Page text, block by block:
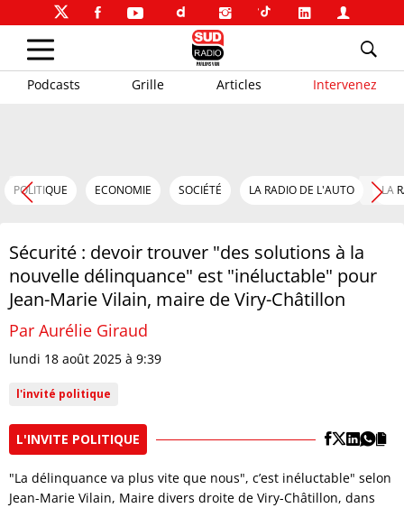
Podcasts Grille Articles Intervenez
POLITIQUE ECONOMIE SOCIÉTÉ LA RADIO DE L'AUTO LA
Sécurité : devoir trouver "des solutions à la
nouvelle délinquance" est "inéluctable" pour
Jean-Marie Vilain, maire de Viry-Châtillon
Par Aurélie Giraud
lundi 18 août 2025 à 9:39
l'invité politique
L'INVITE POLITIQUE
"La délinquance va plus vite que nous", c’est inéluctable" selon
Jean-Marie Vilain, Maire divers droite de Viry-Châtillon, dans